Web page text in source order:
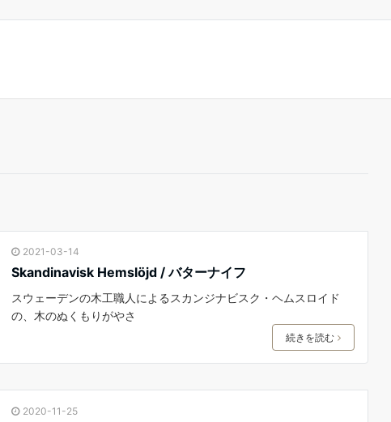
2021-03-14
Skandinavisk Hemslöjd / バターナイフ
スウェーデンの木工職人によるスカンジナビスク・ヘムスロイド
の、木のぬくもりがやさ
続きを読む
2020-11-25